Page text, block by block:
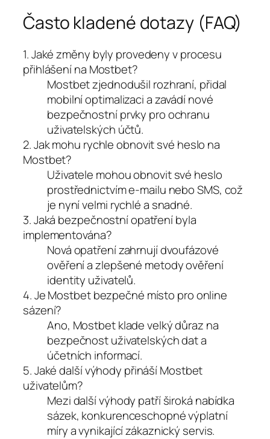
Často kladené dotazy (FAQ)
1. Jaké změny byly provedeny v procesu
přihlášení na Mostbet?
Mostbet zjednodušil rozhraní, přidal
mobilní optimalizaci a zavádí nové
bezpečnostní prvky pro ochranu
uživatelských účtů.
2. Jak mohu rychle obnovit své heslo na
Mostbet?
Uživatele mohou obnovit své heslo
prostřednictvím e-mailu nebo SMS, což
je nyní velmi rychlé a snadné.
3. Jaká bezpečnostní opatření byla
implementována?
Nová opatření zahrnují dvoufázové
ověření a zlepšené metody ověření
identity uživatelů.
4. Je Mostbet bezpečné místo pro online
sázení?
Ano, Mostbet klade velký důraz na
bezpečnost uživatelských dat a
účetních informací.
5. Jaké další výhody přináší Mostbet
uživatelům?
Mezi další výhody patří široká nabídka
sázek, konkurenceschopné výplatní
míry a vynikající zákaznický servis.